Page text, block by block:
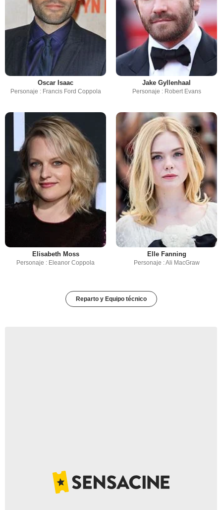
Oscar Isaac
Personaje : Francis Ford Coppola
Jake Gyllenhaal
Personaje : Robert Evans
Elisabeth Moss
Personaje : Eleanor Coppola
Elle Fanning
Personaje : Ali MacGraw
Reparto y Equipo técnico